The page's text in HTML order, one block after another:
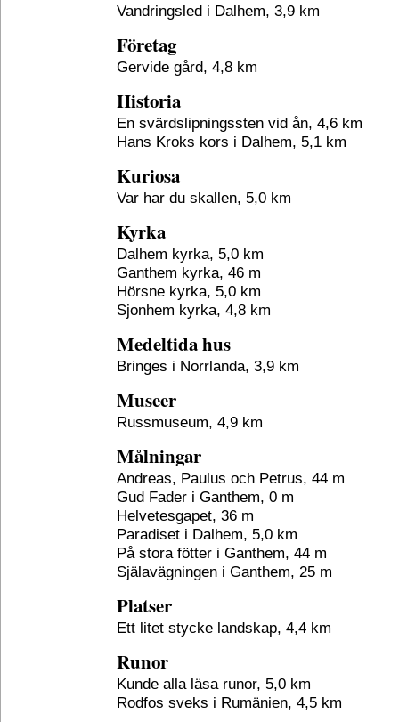
Vandringsled i Dalhem, 3,9 km
Företag
Gervide gård, 4,8 km
Historia
En svärdslipningssten vid ån, 4,6 km
Hans Kroks kors i Dalhem, 5,1 km
Kuriosa
Var har du skallen, 5,0 km
Kyrka
Dalhem kyrka, 5,0 km
Ganthem kyrka, 46 m
Hörsne kyrka, 5,0 km
Sjonhem kyrka, 4,8 km
Medeltida hus
Bringes i Norrlanda, 3,9 km
Museer
Russmuseum, 4,9 km
Målningar
Andreas, Paulus och Petrus, 44 m
Gud Fader i Ganthem, 0 m
Helvetesgapet, 36 m
Paradiset i Dalhem, 5,0 km
På stora fötter i Ganthem, 44 m
Själavägningen i Ganthem, 25 m
Platser
Ett litet stycke landskap, 4,4 km
Runor
Kunde alla läsa runor, 5,0 km
Rodfos sveks i Rumänien, 4,5 km